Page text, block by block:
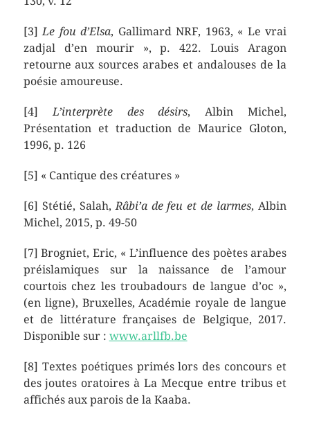
[3]Le fou d’Elsa, Gallimard NRF, 1963, « Le vrai
zadjal d’en mourir », p. 422. Louis Aragon
retourne aux sources arabes et andalouses de la
poésie amoureuse.
[4]L’interprète des désirs, Albin Michel,
Présentation et traduction de Maurice Gloton,
1996, p. 126
[5] « Cantique des créatures »
[6] Stétié, Salah,Râbi’a de feu et de larmes, Albin
Michel, 2015, p. 49-50
[7] Brogniet, Eric, « L’influence des poètes arabes
préislamiques sur la naissance de l’amour
courtois chez les troubadours de langue d’oc »,
(en ligne), Bruxelles, Académie royale de langue
et de littérature françaises de Belgique, 2017.
Disponible sur : www.arllfb.be
[8] Textes poétiques primés lors des concours et
des joutes oratoires à La Mecque entre tribus et
affichés aux parois de la Kaaba.